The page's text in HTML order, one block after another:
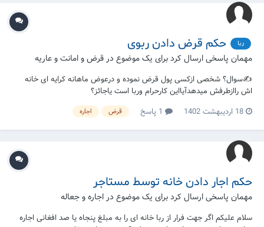
ربا حکم قرض دادن ربوی
مهمان پاسخی ارسال کرد برای یک موضوع در قرض و امانت و عاریه
✍سوال؟ شخصی ازکسی پول قرض نموده و درعوض ماهانه کرایه ای خانه
اش راازطرفش میدهدآیااین کارحرام وربا است یاجائز؟
18 اردیبهشت 1402
قرض اجاره
حکم اجار دادن خانه توسط مستاجر
مهمان پاسخی ارسال کرد برای یک موضوع در اجاره و جعاله
سلام علیکم اگر جهت فرار از ربا خانه ای را به مبلغ پنجاه یا صد افغانی اجاره